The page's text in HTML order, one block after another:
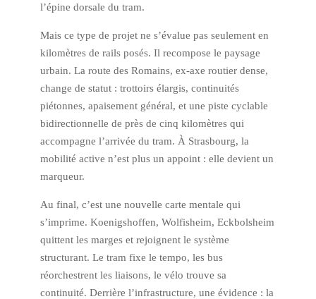
l’épine dorsale du tram.
Mais ce type de projet ne s’évalue pas seulement en
kilomètres de rails posés. Il recompose le paysage
urbain. La route des Romains, ex-axe routier dense,
change de statut : trottoirs élargis, continuités
piétonnes, apaisement général, et une piste cyclable
bidirectionnelle de près de cinq kilomètres qui
accompagne l’arrivée du tram. À Strasbourg, la
mobilité active n’est plus un appoint : elle devient un
marqueur.
Au final, c’est une nouvelle carte mentale qui
s’imprime. Koenigshoffen, Wolfisheim, Eckbolsheim
quittent les marges et rejoignent le système
structurant. Le tram fixe le tempo, les bus
réorchestrent les liaisons, le vélo trouve sa
continuité. Derrière l’infrastructure, une évidence : la